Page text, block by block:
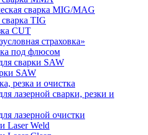
сварка MIG/MAG
TIG
CUT
страховка»
под флюсом
сварки SAW
SAW
резка и очистка
лазерной сварки, резки и
лазерной очистки
Laser Weld